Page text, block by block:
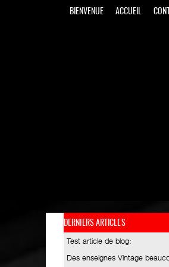
BIENVENUE ACCUEIL
DERNIERS ARTICLES
Test article de blog:
Des enseignes Vintage